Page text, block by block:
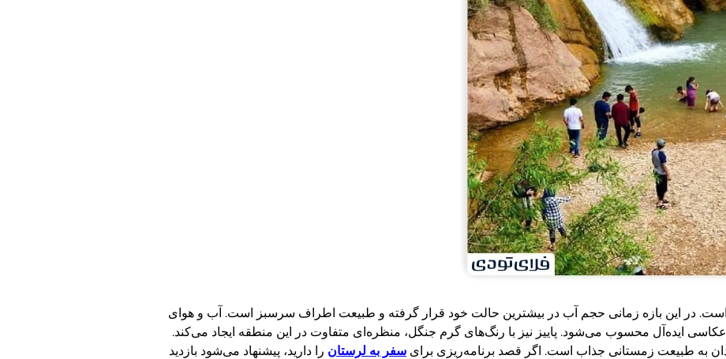
است. در این بازه زمانی حجم آب در بیشترین حالت خود قرار گرفته و طبیعت اطراف سرسبز است. آب و هوای
عکاسی ایده‌آل محسوب می‌شود. پاییز نیز با رنگ‌های گرم جنگل، منظره‌ای متفاوت در این منطقه ایجاد می‌کند.
به طبیعت زمستانی جذاب است. اگر قصد برنامه‌ریزی برای سفر به لرستان را دارید، پیشنهاد می‌شود بازدید